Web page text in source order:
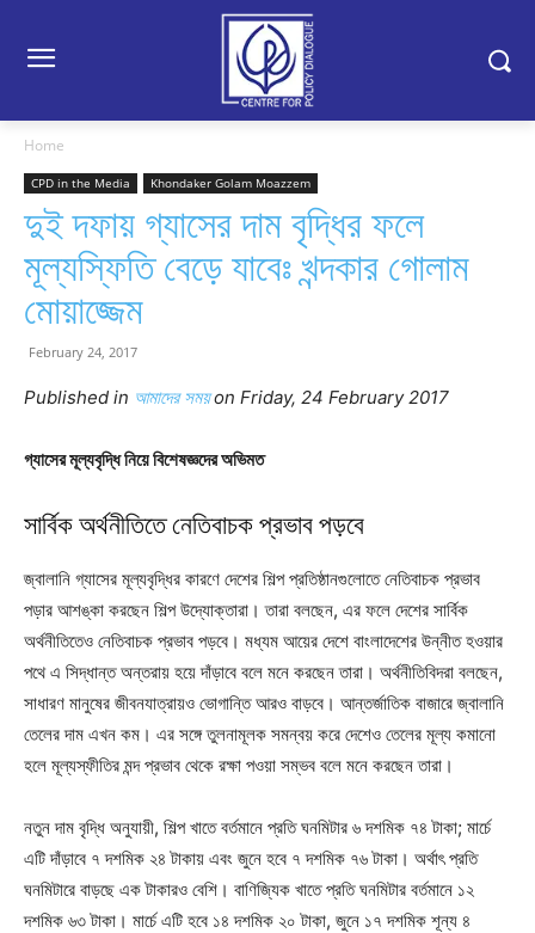
Home
CPD in the Media Khondaker Golam Moazzem
দুই দফায় গ্যাসের দাম বৃদ্ধির ফলে
মূল্যস্ফিতি বেড়ে যাবেঃ খন্দকার গোলাম
মোয়াজ্জেম
February 24, 2017
Published in আমাদের সময়on Friday, 24 February 2017
গ্যাসের মূল্যবৃদ্ধি নিয়ে বিশেষজ্ঞদের অভিমত
সার্বিক অর্থনীতিতে নেতিবাচক প্রভাব পড়বে
জ্বালানি গ্যাসের মূল্যবৃদ্ধির কারণে দেশের শিল্প প্রতিষ্ঠানগুলোতে নেতিবাচক প্রভাব
পড়ার আশঙ্কা করছেন শিল্প উদ্যোক্তারা। তারা বলছেন, এর ফলে দেশের সার্বিক
অর্থনীতিতেও নেতিবাচক প্রভাব পড়বে। মধ্যম আয়ের দেশে বাংলাদেশের উন্নীত হওয়ার
পথে এ সিদ্ধান্ত অন্তরায় হয়ে দাঁড়াবে বলে মনে করছেন তারা। অর্থনীতিবিদরা বলছেন,
সাধারণ মানুষের জীবনযাত্রায়ও ভোগান্তি আরও বাড়বে। আন্তর্জাতিক বাজারে জ্বালানি
তেলের দাম এখন কম। এর সঙ্গে তুলনামূলক সমন্বয় করে দেশেও তেলের মূল্য কমানো
হলে মূল্যস্ফীতির মন্দ প্রভাব থেকে রক্ষা পওয়া সম্ভব বলে মনে করছেন তারা।
নতুন দাম বৃদ্ধি অনুযায়ী, শিল্প খাতে বর্তমানে প্রতি ঘনমিটার ৬ দশমিক ৭৪ টাকা; মার্চে
এটি দাঁড়াবে ৭ দশমিক ২৪ টাকায় এবং জুনে হবে ৭ দশমিক ৭৬ টাকা। অর্থাৎ প্রতি
ঘনমিটারে বাড়ছে এক টাকারও বেশি। বাণিজ্যিক খাতে প্রতি ঘনমিটার বর্তমানে ১২
দশমিক ৬৩ টাকা। মার্চে এটি হবে ১৪ দশমিক ২০ টাকা, জুনে ১৭ দশমিক শূন্য ৪